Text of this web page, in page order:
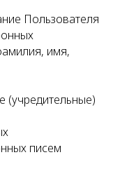
Пользователя
имя,
(учредительные)
писем